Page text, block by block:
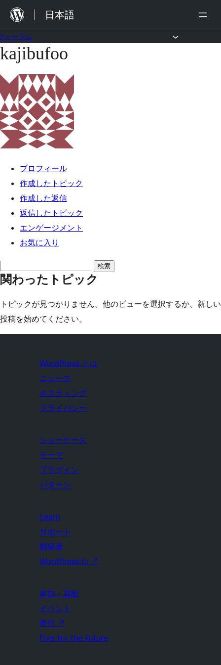
を
ス
ッ
プ
日本語
ォーラム
コ
テ
ン
ツ
へ
ス
kajibufoo
プロフィール
作成したトピック
作成した返信
返信したトピック
エンゲージメント
お気に入り
ピ
ク
を
関わったトピック
トピックが見つかりません。他のビューを選択するか、新しい
投稿を始めてください。
WordPress とは
ニュース
ホスティング
プライバシー
ショーケース
テーマ
プラグイン
パターン
Learn
サポート
開発者
WordPress.tv ↗
参加・貢献
イベント
寄付 ↗
Five for the Future